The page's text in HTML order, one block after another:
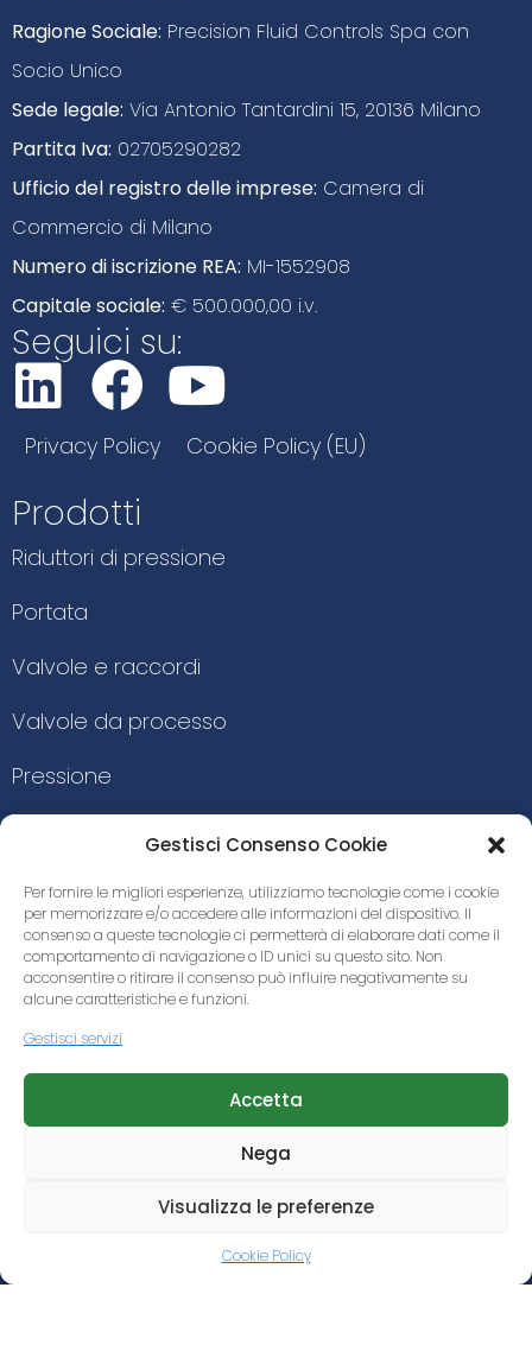
Gestisci Consenso Cookie
Per fornire le migliori esperienze, utilizziamo tecnologie come i cookie
per memorizzare e/o accedere alle informazioni del dispositivo. Il
consenso a queste tecnologie ci permetterà di elaborare dati come il
comportamento di navigazione o ID unici su questo sito. Non
acconsentire o ritirare il consenso può influire negativamente su
alcune caratteristiche e funzioni.
Gestisci servizi
Accetta
Nega
Visualizza le preferenze
Cookie Policy
Ragione Sociale: Precision Fluid Controls Spa con
Socio Unico
Sede legale: Via Antonio Tantardini 15, 20136 Milano
Partita Iva: 02705290282
Ufficio del registro delle imprese: Camera di
Commercio di Milano
Numero di iscrizione REA: MI-1552908
Capitale sociale: € 500.000,00 i.v.
Seguici su:
Privacy Policy Cookie Policy (EU)
Prodotti
Riduttori di pressione
Portata
Valvole e raccordi
Valvole da processo
Pressione
GAS DETECTION
Servizi
Assistenza Tecnica
Soluzioni Integrate